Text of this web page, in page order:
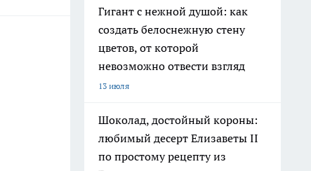
Гигант с нежной душой: как
создать белоснежную стену
цветов, от которой
невозможно отвести взгляд
13 июля
Шоколад, достойный короны:
любимый десерт Елизаветы II
по простому рецепту из